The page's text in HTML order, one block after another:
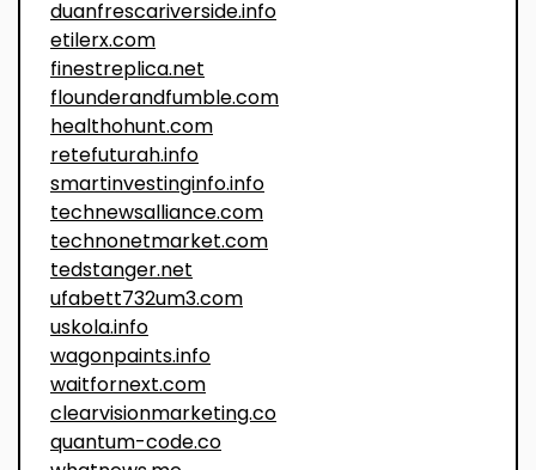
duanfrescariverside.info
etilerx.com
finestreplica.net
flounderandfumble.com
healthohunt.com
retefuturah.info
smartinvestinginfo.info
technewsalliance.com
technonetmarket.com
tedstanger.net
ufabett732um3.com
uskola.info
wagonpaints.info
waitfornext.com
clearvisionmarketing.co
quantum-code.co